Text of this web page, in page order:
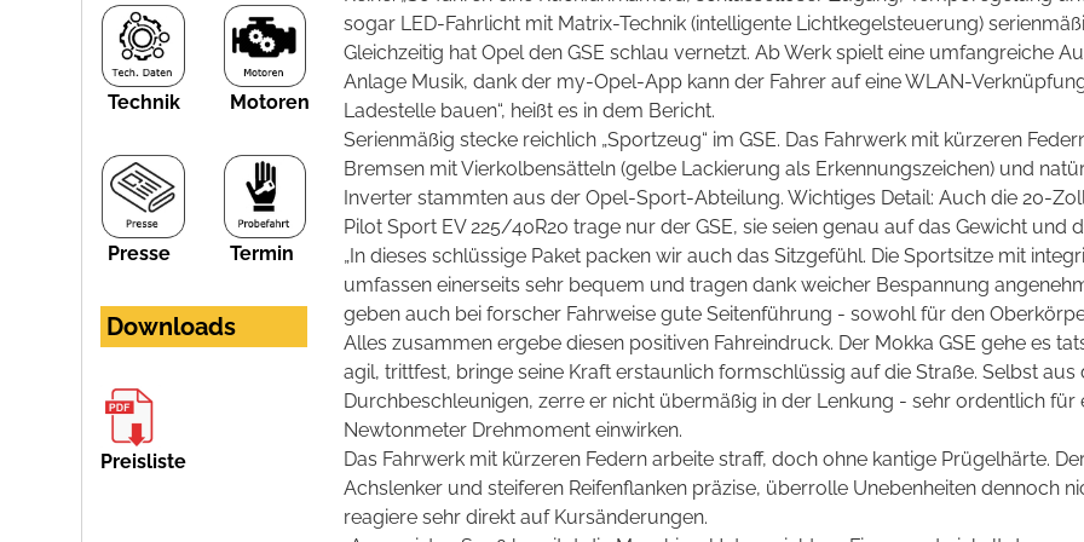
Technik Motoren
Presse Termin
Downloads
Preisliste
sogar LED-Fahrlicht mit Matrix-Technik (intelligente Lichtkegelsteuerung)
Gleichzeitig hat Opel den GSE schlau vernetzt. Ab Werk spielt eine umfangreiche
Anlage Musik, dank der my-Opel-App kann der Fahrer auf eine WLAN-
Ladestelle bauen“, heißt es in dem Bericht.
Serienmäßig stecke reichlich „Sportzeug“ im GSE. Das Fahrwerk mit kürzeren
Bremsen mit Vierkolbensätteln (gelbe Lackierung als Erkennungszeichen) und
Inverter stammten aus der Opel-Sport-Abteilung. Wichtiges Detail: Auch die 20-
Pilot Sport EV 225/40R20 trage nur der GSE, sie seien genau auf das Gewicht und
„In dieses schlüssige Paket packen wir auch das Sitzgefühl. Die Sportsitze mit
umfassen einerseits sehr bequem und tragen dank weicher Bespannung
geben auch bei forscher Fahrweise gute Seitenführung - sowohl für den
Alles zusammen ergebe diesen positiven Fahreindruck. Der Mokka GSE gehe es
agil, trittfest, bringe seine Kraft erstaunlich formschlüssig auf die Straße. Selbst
Durchbeschleunigen, zerre er nicht übermäßig in der Lenkung - sehr ordentlich für
Newtonmeter Drehmoment einwirken.
Das Fahrwerk mit kürzeren Federn arbeite straff, doch ohne kantige Prügelhärte.
Achslenker und steiferen Reifenflanken präzise, überrolle Unebenheiten dennoch
reagiere sehr direkt auf Kursänderungen.